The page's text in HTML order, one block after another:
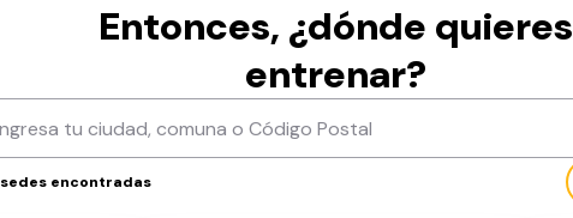
Entonces, ¿dónde quieres
entrenar?
sedes encontradas